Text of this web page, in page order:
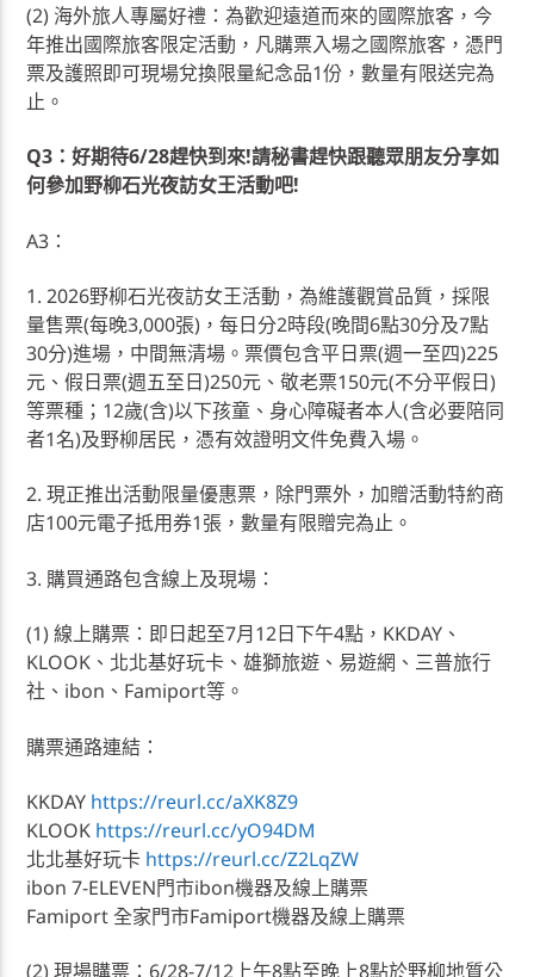
(2) 海外旅人專屬好禮：為歡迎遠道而來的國際旅客，今
年推出國際旅客限定活動，凡購票入場之國際旅客，憑門
票及護照即可現場兌換限量紀念品1份，數量有限送完為
止。
Q3：好期待6/28趕快到來!請秘書趕快跟聽眾朋友分享如
何參加野柳石光夜訪女王活動吧!
A3：
1. 2026野柳石光夜訪女王活動，為維護觀賞品質，採限
量售票(每晚3,000張)，每日分2時段(晚間6點30分及7點
30分)進場，中間無清場。票價包含平日票(週一至四)225
元、假日票(週五至日)250元、敬老票150元(不分平假日)
等票種；12歲(含)以下孩童、身心障礙者本人(含必要陪同
者1名)及野柳居民，憑有效證明文件免費入場。
2. 現正推出活動限量優惠票，除門票外，加贈活動特約商
店100元電子抵用券1張，數量有限贈完為止。
3. 購買通路包含線上及現場：
(1) 線上購票：即日起至7月12日下午4點，KKDAY、
KLOOK、北北基好玩卡、雄獅旅遊、易遊網、三普旅行
社、ibon、Famiport等。
購票通路連結：
KKDAY https://reurl.cc/aXK8Z9
KLOOK https://reurl.cc/yO94DM
北北基好玩卡 https://reurl.cc/Z2LqZW
ibon 7-ELEVEN門市ibon機器及線上購票
Famiport 全家門市Famiport機器及線上購票
(2) 現場購票：6/28-7/12上午8點至晚上8點於野柳地質公